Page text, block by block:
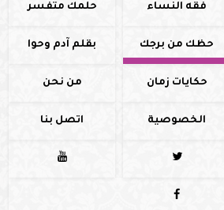
فقه النساء حلمك متفسر
حظك من برجك بقلم آدم وحوا
حكايات زمان من نحن
الخصوصية اتصل بنا


